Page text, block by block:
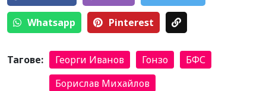
Whatsapp Pinterest
Тагове: Георги Иванов Гонзо
БФС
Борислав Михайлов